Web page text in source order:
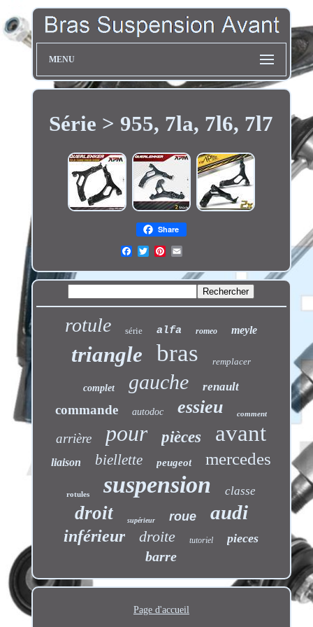
MENU
Série > 955, 7la, 7l6, 7l7
Share
rotule série alfa romeo meyle
triangle bras remplacer
complet gauche renault
commande autodoc essieu comment
arrière pour pièces avant
liaison biellette peugeot mercedes
rotules suspension classe
droit supérieur roue audi
inférieur droite tutoriel pieces
barre
Page d'accueil